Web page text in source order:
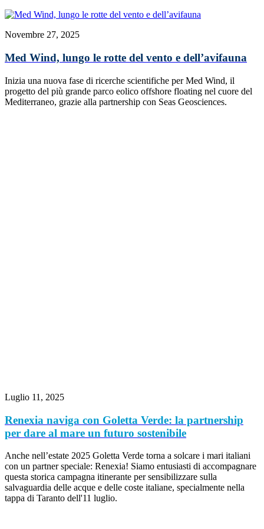
Novembre 27, 2025
Med Wind, lungo le rotte del vento e dell’avifauna
Inizia una nuova fase di ricerche scientifiche per Med Wind, il
progetto del più grande parco eolico offshore floating nel cuore del
Mediterraneo, grazie alla partnership con Seas Geosciences.
Luglio 11, 2025
Renexia naviga con Goletta Verde: la partnership
per dare al mare un futuro sostenibile
Anche nell’estate 2025 Goletta Verde torna a solcare i mari italiani
con un partner speciale: Renexia! Siamo entusiasti di accompagnare
questa storica campagna itinerante per sensibilizzare sulla
salvaguardia delle acque e delle coste italiane, specialmente nella
tappa di Taranto dell'11 luglio.